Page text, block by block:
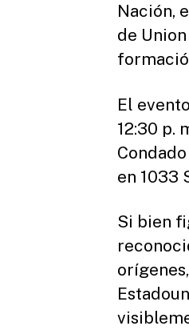
Nación,
de
El
12:30 p.
en 1033
Si bien